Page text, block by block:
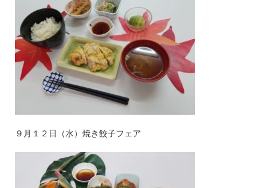
９月１２日（水）焼き餃子フェア